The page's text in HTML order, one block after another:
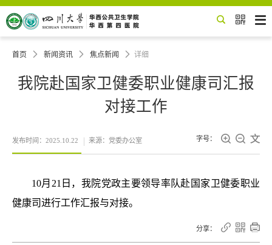
 
首页  新闻资讯  焦点新闻  详细
我院赴国家卫健委职业健康司汇报
对接工作
发布时间：2025.10.22 来源：党委办公室 字号：   
10月21日，我院党政主要领导率队赴国家卫健委职业
健康司进行工作汇报与对接。
分享：   